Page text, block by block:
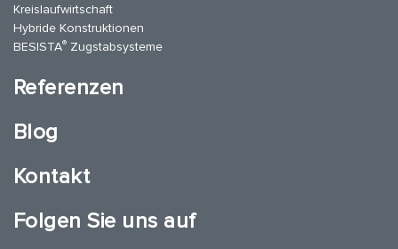
Kreislaufwirtschaft
Hybride Konstruktionen
BESISTA® Zugstabsysteme
Referenzen
Blog
Kontakt
Folgen Sie uns auf